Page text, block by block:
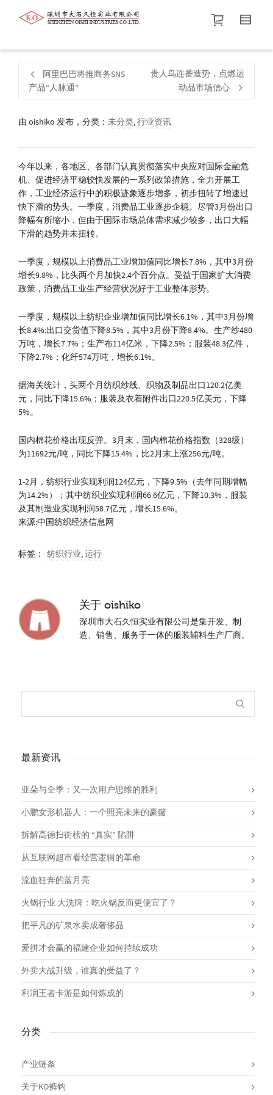
帮我查找新的衬衫尺码
价格介于
默认品牌.
阿里巴巴将推商务SNS
产品“人脉通”
贵人鸟连番造势，点燃运
动品市场信心
由 oishiko 发布，分类： 未分类,行业资讯
今年以来，各地区、各部门认真贯彻落实中央应对国际金融危
机、促进经济平稳较快发展的一系列政策措施，全力开展工
作，工业经济运行中的积极迹象逐步增多，初步扭转了增速过
快下滑的势头。一季度，消费品工业逐步企稳。尽管3月份出口
降幅有所缩小，但由于国际市场总体需求减少较多，出口大幅
下滑的趋势并未扭转。
一季度，规模以上消费品工业增加值同比增长7.8%，其中3月份
增长9.8%，比头两个月加快2.4个百分点。受益于国家扩大消费
政策，消费品工业生产经营状况好于工业整体形势。
一季度，规模以上纺织企业增加值同比增长6.1%，其中3月份增
长8.4%;出口交货值下降8.5%，其中3月份下降8.4%。生产纱480
万吨，增长7.7%；生产布114亿米，下降2.5%；服装48.3亿件，
下降2.7%；化纤574万吨，增长6.1%。
据海关统计，头两个月纺织纱线、织物及制品出口120.2亿美
元，同比下降15.6%；服装及衣着附件出口220.5亿美元，下降
5%。
国内棉花价格出现反弹。3月末，国内棉花价格指数（328级）
为11692元/吨，同比下降15.4%，比2月末上涨256元/吨。
1-2月，纺织行业实现利润124亿元，下降9.5%（去年同期增幅
为14.2%）；其中纺织业实现利润66.6亿元，下降10.3%，服装
及其制造业实现利润58.7亿元，增长15.6%。
来源:中国纺织经济信息网
标签： 纺织行业,运行
关于 oishiko
深圳市大石久恒实业有限公司是集开发、制
造、销售、服务于一体的服装辅料生产厂商。
最新资讯
亚朵与全季：又一次用户思维的胜利
小鹏女形机器人：一个照亮未来的豪赌
拆解高德扫街榜的 “真实” 陷阱
从互联网超市看经营逻辑的革命
流血狂奔的蓝月亮
火锅行业 大洗牌：吃火锅反而更便宜了？
把平凡的矿泉水卖成奢侈品
爱拼才会赢的福建企业如何持续成功
外卖大战升级，谁真的受益了？
利润王者卡游是如何炼成的
分类
产业链条
关于KO裤钩